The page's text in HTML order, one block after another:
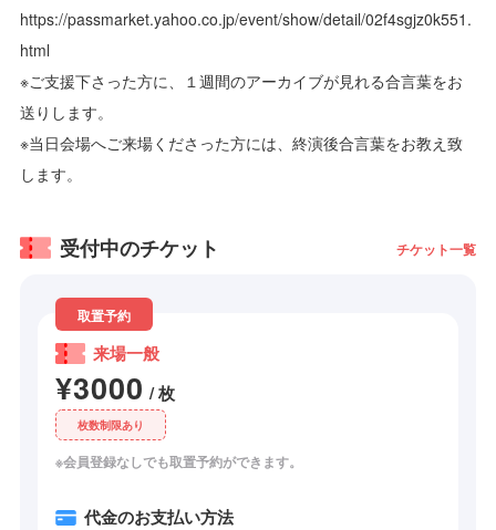
https://passmarket.yahoo.co.jp/event/show/detail/02f4sgjz0k551.
html
※ご支援下さった方に、１週間のアーカイブが見れる合言葉をお
送りします。
※当日会場へご来場くださった方には、終演後合言葉をお教え致
します。
受付中のチケット チケット一覧
取置予約
来場一般
¥3000 / 枚
枚数制限あり
※会員登録なしでも取置予約ができます。
代金のお支払い方法